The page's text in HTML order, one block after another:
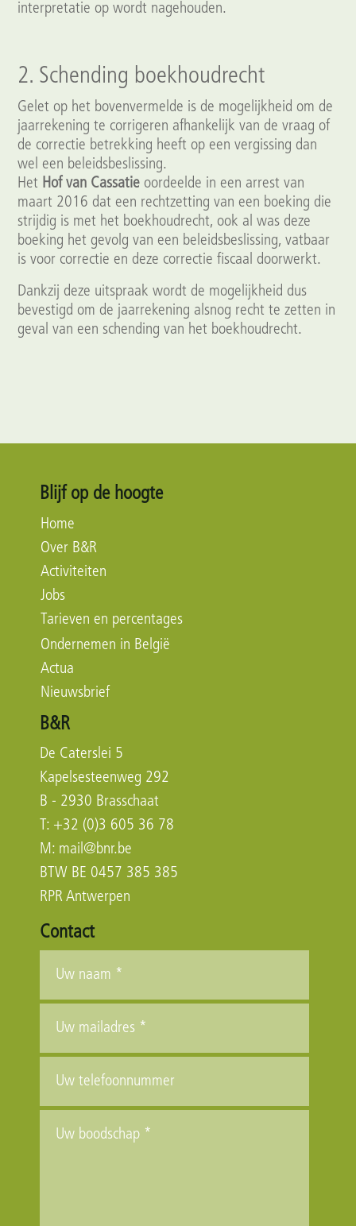
interpretatie op wordt nagehouden.
2. Schending boekhoudrecht
Gelet op het bovenvermelde is de mogelijkheid om de
jaarrekening te corrigeren afhankelijk van de vraag of
de correctie betrekking heeft op een vergissing dan
wel een beleidsbeslissing.
Het Hof van Cassatie oordeelde in een arrest van
maart 2016 dat een rechtzetting van een boeking die
strijdig is met het boekhoudrecht, ook al was deze
boeking het gevolg van een beleidsbeslissing, vatbaar
is voor correctie en deze correctie fiscaal doorwerkt.
Dankzij deze uitspraak wordt de mogelijkheid dus
bevestigd om de jaarrekening alsnog recht te zetten in
geval van een schending van het boekhoudrecht.
Blijf op de hoogte
Home
Over B&R
Activiteiten
Jobs
Tarieven en percentages
Ondernemen in België
Actua
Nieuwsbrief
B&R
De Caterslei 5
Kapelsesteenweg 292
B - 2930 Brasschaat
T: +32 (0)3 605 36 78
M: mail@bnr.be
BTW BE 0457 385 385
RPR Antwerpen
Contact